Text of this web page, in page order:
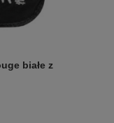
białe z